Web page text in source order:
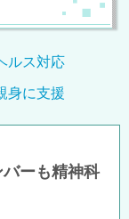
ルス対応
身に支援
ーも精神科